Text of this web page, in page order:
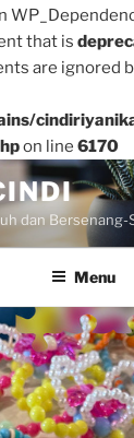
that is
are ignored
on line 6170
dan Bersenang-
Menu